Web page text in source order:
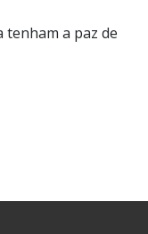
tenham a paz de